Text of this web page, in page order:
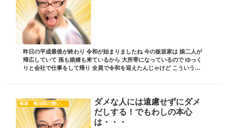
昨日の平成最後が終わり 令和が始まりましたね 今の板坂家は 娘二人が
帰広していて 孫も娘婿も来ているから 大所帯になっているので ゆっく
りと会社で仕事をして帰り 全員で令和を迎えたんじゃけど こういう時
板坂 裕治郎の熱い想い
ダメな人には遠慮せずにダメ
だしする！でもわしの本心
は・・・